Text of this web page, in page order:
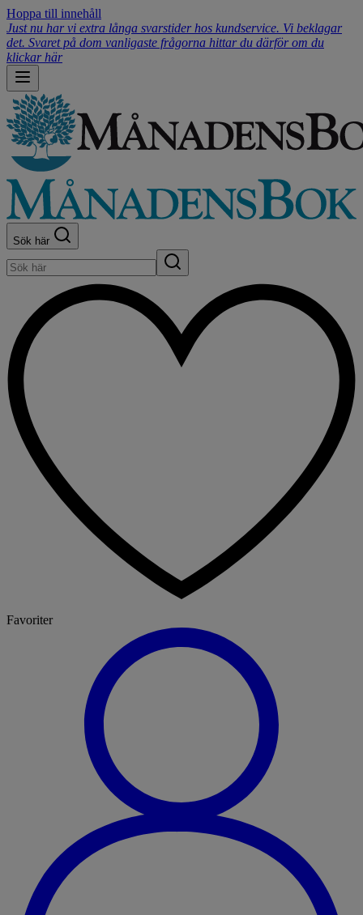
Hoppa till innehåll
Just nu har vi extra långa svarstider hos kundservice. Vi beklagar
det. Svaret på dom vanligaste frågorna hittar du därför om du
klickar här
Sök här
Favoriter